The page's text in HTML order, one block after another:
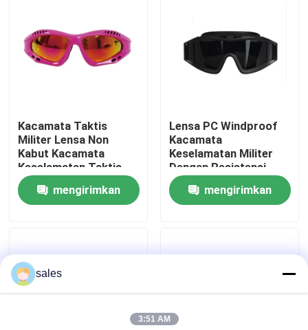
Tur Pabrik
Berita
kasus
Anti Fog Kolam Goggles
Kacamata Safety Goggles
Kacamata Taktis
Militer Lensa Non
Kabut Kacamata
Keselamatan Taktis
Yang Nyaman
mengirimkan
Lensa PC Windproof
Kacamata
Keselamatan Militer
Dengan Resistensi
Dampak Tinggi
mengirimkan
sales
3:51 AM